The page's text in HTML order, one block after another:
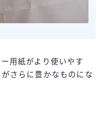
用紙がより使いやす
さらに豊かなものにな